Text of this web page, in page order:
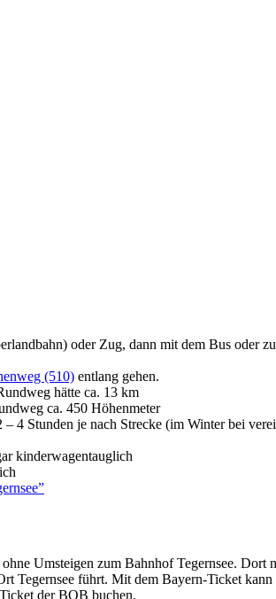
oder Zug, dann mit dem Bus oder
(510) entlang gehen.
hätte ca. 13 km
ca. 450 Höhenmeter
4 Stunden je nach Strecke (im Winter bei
kinderwagentauglich
Umsteigen zum Bahnhof Tegernsee.
Tegernsee führt. Mit dem Bayern-Ticket
der BOB buchen.